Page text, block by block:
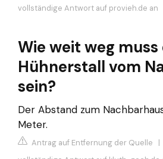
vollständige Antwort auf provieh.de an
Wie weit weg muss
Hühnerstall vom
sein?
Der Abstand zum
Meter.
Antrag auf Entfernung der Quelle |